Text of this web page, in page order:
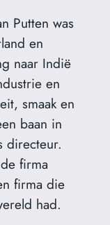
Putten was
en
naar Indië
en
smaak en
baan in
directeur.
firma
firma die
had.